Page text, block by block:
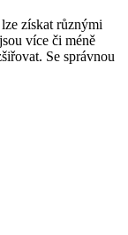
získat různými
více či méně
Se správnou